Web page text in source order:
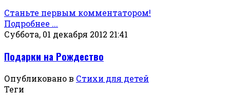
Станьте первым комментатором!
Подробнее ...
Суббота, 01 декабря 2012 21:41
Подарки на Рождество
Опубликовано в Стихи для детей
Теги